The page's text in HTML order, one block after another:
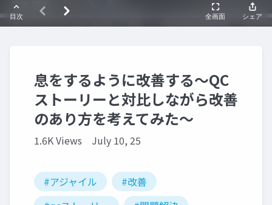
息をするように改善する～QC
ストーリーと対比しながら改善
のあり方を考えてみた～
1.6K Views July 10, 25
#アジャイル
#改善